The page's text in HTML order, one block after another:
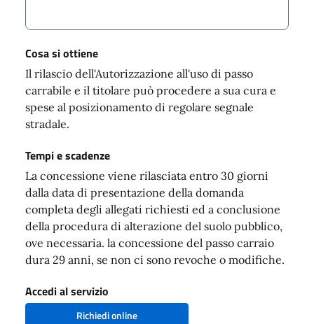
Cosa si ottiene
Il rilascio dell'Autorizzazione all'uso di passo
carrabile e il titolare può procedere a sua cura e
spese al posizionamento di regolare segnale
stradale.
Tempi e scadenze
La concessione viene rilasciata entro 30 giorni
dalla data di presentazione della domanda
completa degli allegati richiesti ed a conclusione
della procedura di alterazione del suolo pubblico,
ove necessaria. la concessione del passo carraio
dura 29 anni, se non ci sono revoche o modifiche.
Accedi al servizio
Richiedi online